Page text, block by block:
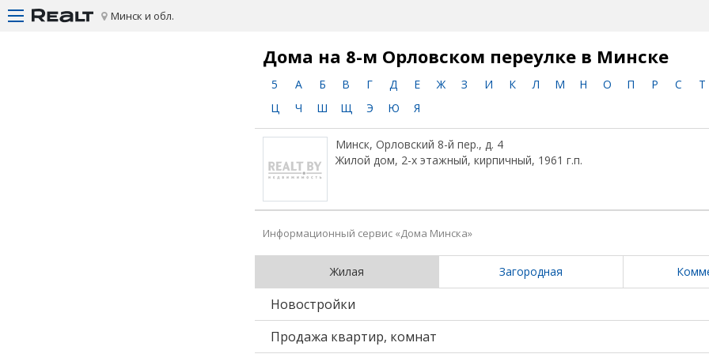
Минск и обл.
Дома на 8-м Орловском переулке в Минске
5 А Б В Г Д Е Ж З И К Л М Н О П Р С Т
Ц
Ч Ш Щ Э Ю Я
Минск, Орловский 8-й пер., д. 4
Жилой дом, 2-х этажный, кирпичный, 1961 г.п.
Информационный сервис «Дома Минска»
Жилая Загородная
Новостройки
Продажа квартир, комнат